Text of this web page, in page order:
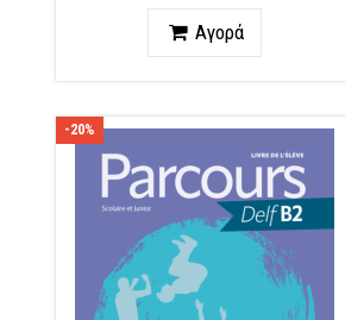
ΠοσότηταΑγορά
-20%